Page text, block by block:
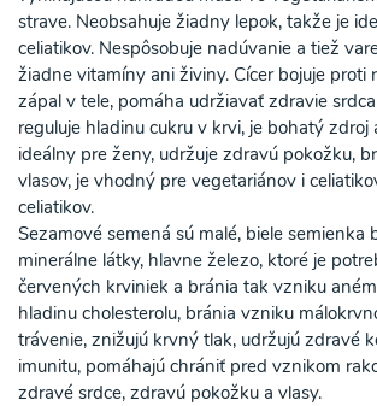
strave. Neobsahuje žiadny lepok, takže je
celiatikov. Nespôsobuje nadúvanie a tiež
žiadne vitamíny ani živiny. Cícer bojuje proti
zápal v tele, pomáha udržiavať zdravie
reguluje hladinu cukru v krvi, je bohatý zdroj
ideálny pre ženy, udržuje zdravú pokožku,
vlasov, je vhodný pre vegetariánov i
celiatikov.
Sezamové semená sú malé, biele semienka
minerálne látky, hlavne železo, ktoré je
červených krviniek a bránia tak vzniku
hladinu cholesterolu, bránia vzniku
trávenie, znižujú krvný tlak, udržujú zdravé
imunitu, pomáhajú chrániť pred vznikom
zdravé srdce, zdravú pokožku a vlasy.